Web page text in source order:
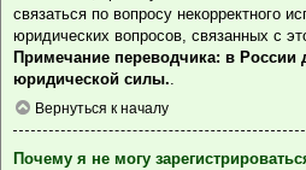
связаться по вопросу некорректного
юридических вопросов, связанных с
Примечание переводчика: в России
юридической силы..
Вернуться к началу
Почему я не могу